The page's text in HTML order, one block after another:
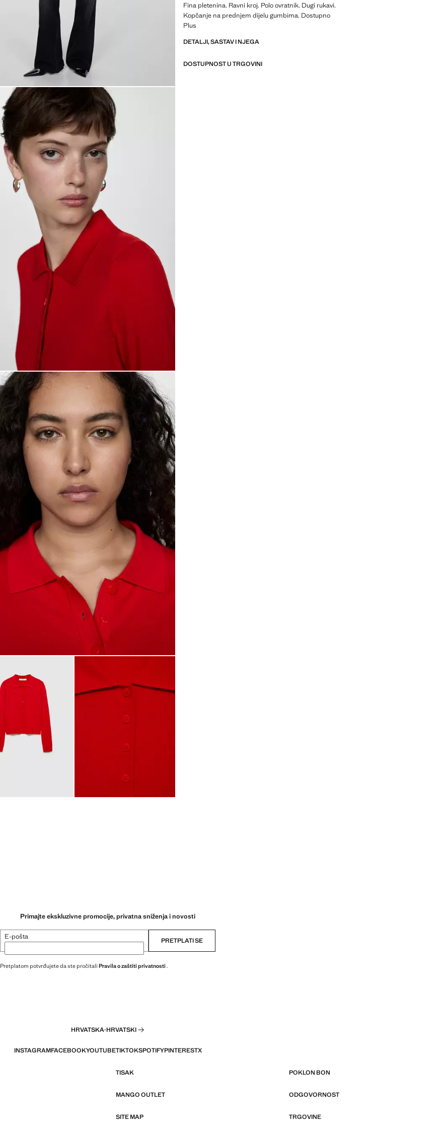
Fina pletenina. Ravni kroj. Polo ovratnik. Dugi rukavi.
Kopčanje na prednjem dijelu gumbima. Dostupno
Plus
DETALJI, SASTAV I NJEGA
DOSTUPNOST U TRGOVINI
Primajte ekskluzivne promocije, privatna sniženja i novosti
E-pošta PRETPLATI SE
Pretplatom potvrđujete da ste pročitali Pravila o zaštiti privatnosti .
HRVATSKA·HRVATSKI
INSTAGRAMFACEBOOKYOUTUBETIKTOKSPOTIFYPINTERESTX
TISAK POKLON BON
MANGO OUTLET ODGOVORNOST
SITE MAP TRGOVINE